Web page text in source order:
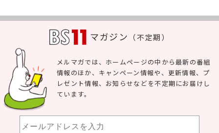
マガジン （不定期）
メルマガでは、ホームページの中から最新の番組
情報のほか、キャンペーン情報や、更新情報、プ
レゼント情報、お知らせなどを不定期にお届けし
ています。